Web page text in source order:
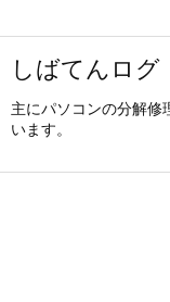
しばてんログ
主にパソコンの分解修
います。